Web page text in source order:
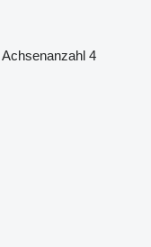
Achsenanzahl 4